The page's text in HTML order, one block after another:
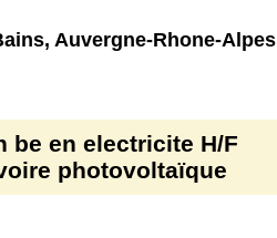
, Auvergne-Rhone-Alpes
be en electricite H/F
photovoltaïque